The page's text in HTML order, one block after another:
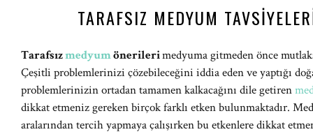
TARAFSIZ MEDYUM
Tarafsızmedyumönerilerimedyuma gitmeden önce
Çeşitli problemlerinizi çözebileceğini iddia eden ve yaptığı
problemlerinizin ortadan tamamen kalkacağını dile getiren
dikkat etmeniz gereken birçok farklı etken bulunmaktadır.
aralarından tercih yapmaya çalışırken bu etkenlere dikkat